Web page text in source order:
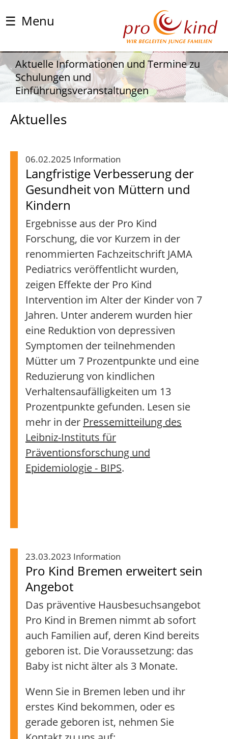
☰ Menu
Aktuelle Informationen und Termine zu
Schulungen und
Einführungsveranstaltungen
Aktuelles
06.02.2025 Information
Langfristige Verbesserung der
Gesundheit von Müttern und
Kindern
Ergebnisse aus der Pro Kind
Forschung, die vor Kurzem in der
renommierten Fachzeitschrift JAMA
Pediatrics veröffentlicht wurden,
zeigen Effekte der Pro Kind
Intervention im Alter der Kinder von 7
Jahren. Unter anderem wurden hier
eine Reduktion von depressiven
Symptomen der teilnehmenden
Mütter um 7 Prozentpunkte und eine
Reduzierung von kindlichen
Verhaltensaufälligkeiten um 13
Prozentpunkte gefunden. Lesen sie
mehr in der Pressemitteilung des
Leibniz-Instituts für
Präventionsforschung und
Epidemiologie - BIPS.
23.03.2023 Information
Pro Kind Bremen erweitert sein
Angebot
Das präventive Hausbesuchsangebot
Pro Kind in Bremen nimmt ab sofort
auch Familien auf, deren Kind bereits
geboren ist. Die Voraussetzung: das
Baby ist nicht älter als 3 Monate.
Wenn Sie in Bremen leben und ihr
erstes Kind bekommen, oder es
gerade geboren ist, nehmen Sie